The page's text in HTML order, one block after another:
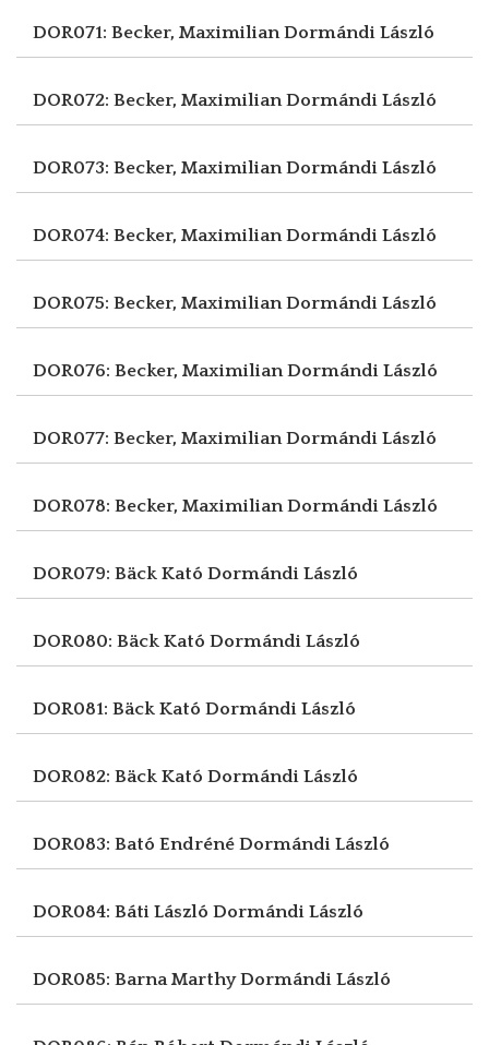
DOR071: Becker, MaximilianDormándi László
DOR072: Becker, MaximilianDormándi László
DOR073: Becker, MaximilianDormándi László
DOR074: Becker, MaximilianDormándi László
DOR075: Becker, MaximilianDormándi László
DOR076: Becker, MaximilianDormándi László
DOR077: Becker, MaximilianDormándi László
DOR078: Becker, MaximilianDormándi László
DOR079: Bäck Kató Dormándi László
DOR080: Bäck Kató Dormándi László
DOR081: Bäck Kató Dormándi László
DOR082: Bäck Kató Dormándi László
DOR083: Bató Endréné Dormándi László
DOR084: Báti László Dormándi László
DOR085: Barna MarthyDormándi László